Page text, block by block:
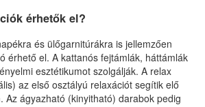
érhetők el?
és ülőgarnitúrákra is jellemzően
érhető el. A kattanós fejtámlák, háttámlák
esztétikumot szolgálják. A relax
az első osztályú relaxációt segítik elő
Az ágyazható (kinyitható) darabok pedig